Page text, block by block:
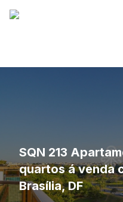
SQN 213
quartos á venda
Brasília, DF